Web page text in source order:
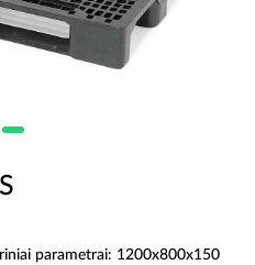
parametrai: 1200x800x150